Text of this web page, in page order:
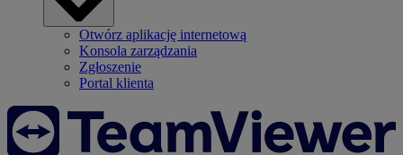
Otwórz aplikację internetową
Konsola zarządzania
Zgłoszenie
Portal klienta